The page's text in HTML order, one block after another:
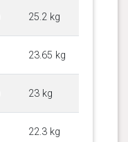
25.2 kg
23.65 kg
23 kg
22.3 kg